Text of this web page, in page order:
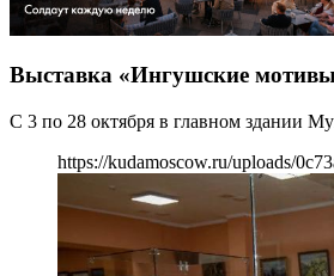
Выставка «Ингушские
С 3 по 28 октября в главном здании
https://kudamoscow.ru/uploads/